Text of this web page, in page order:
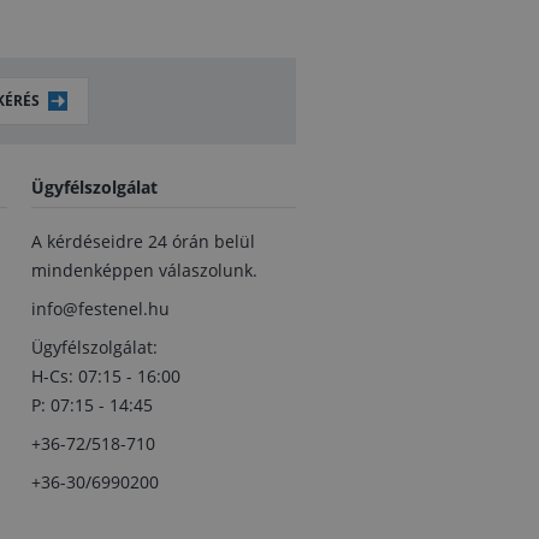
Ügyfélszolgálat
A kérdéseidre 24 órán belül
mindenképpen válaszolunk.
info@festenel.hu
Ügyfélszolgálat:
H-Cs: 07:15 - 16:00
P: 07:15 - 14:45
+36-72/518-710
+36-30/6990200